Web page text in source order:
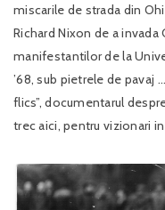
miscarile de strada din
Richard Nixon de a
manifestantilor de la
’68, sub pietrele de pavaj
flics”, documentarul
trec aici, pentru vizionari